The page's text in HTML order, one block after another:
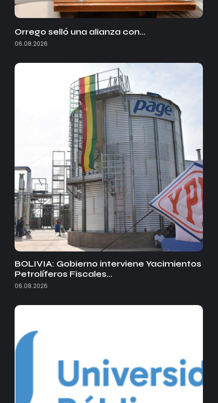
Orrego selló una alianza con…
06.08.2026
BOLIVIA: Gobierno interviene Yacimientos
Petrolíferos Fiscales…
06.08.2026